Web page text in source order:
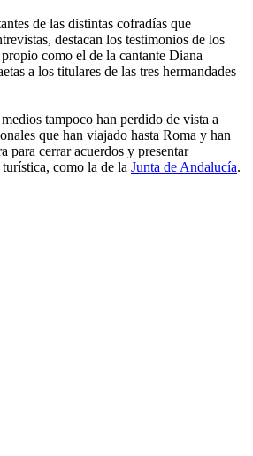
de las distintas cofradías que
destacan los testimonios de los
como el de la cantante Diana
a los titulares de las tres hermandades
tampoco han perdido de vista a
que han viajado hasta Roma y han
para cerrar acuerdos y presentar
como la de la Junta de Andalucía.